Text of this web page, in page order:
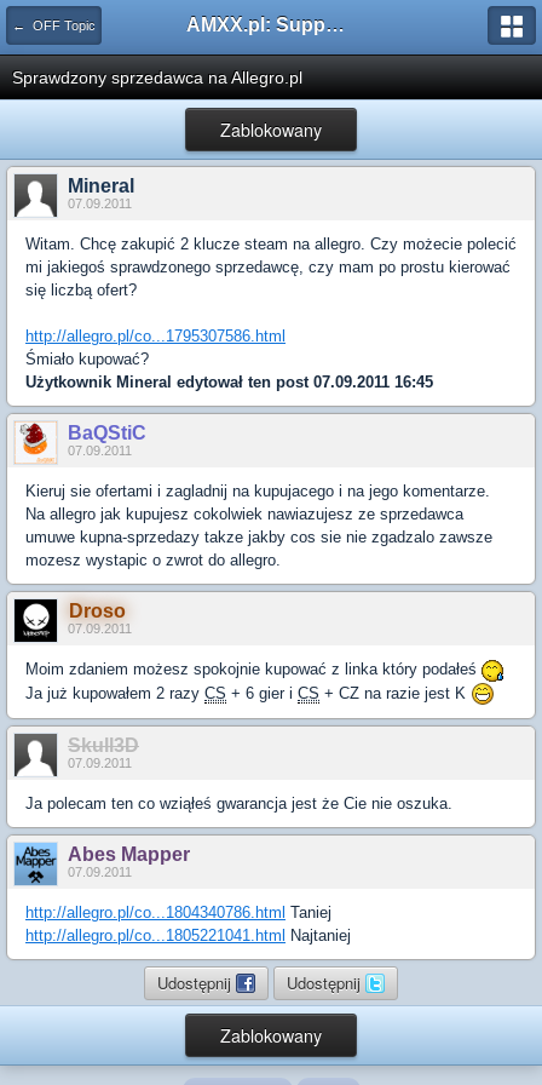
← OFF Topic AMXX.pl: Support AMX Mod X i SourceMod
Sprawdzony sprzedawca na Allegro.pl
Zablokowany
Mineral
07.09.2011
Witam. Chcę zakupić 2 klucze steam na allegro. Czy możecie polecić
mi jakiegoś sprawdzonego sprzedawcę, czy mam po prostu kierować
się liczbą ofert?
http://allegro.pl/co...1795307586.html
Śmiało kupować?
Użytkownik Mineral edytował ten post 07.09.2011 16:45
BaQStiC
07.09.2011
Kieruj sie ofertami i zagladnij na kupujacego i na jego komentarze.
Na allegro jak kupujesz cokolwiek nawiazujesz ze sprzedawca
umuwe kupna-sprzedazy takze jakby cos sie nie zgadzalo zawsze
mozesz wystapic o zwrot do allegro.
Droso
07.09.2011
Moim zdaniem możesz spokojnie kupować z linka który podałeś
Ja już kupowałem 2 razy CS + 6 gier i CS + CZ na razie jest K
Skull3D
07.09.2011
Ja polecam ten co wziąłeś gwarancja jest że Cie nie oszuka.
Abes Mapper
07.09.2011
http://allegro.pl/co...1804340786.html Taniej
http://allegro.pl/co...1805221041.html
Najtaniej
Udostępnij Udostępnij
Zablokowany